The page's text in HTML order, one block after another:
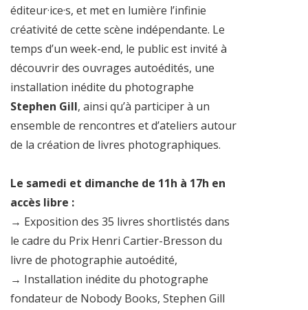
éditeur·ice·s, et met en lumière l’infinie
créativité de cette scène indépendante. Le
temps d’un week-end, le public est invité à
découvrir des ouvrages autoédités, une
installation inédite du photographe
Stephen Gill, ainsi qu’à participer à un
ensemble de rencontres et d’ateliers autour
de la création de livres photographiques.
Le samedi et dimanche de 11h à 17h en
accès libre :
→ Exposition des 35 livres shortlistés dans
le cadre du Prix Henri Cartier-Bresson du
livre de photographie autoédité,
→ Installation inédite du photographe
fondateur de Nobody Books, Stephen Gill